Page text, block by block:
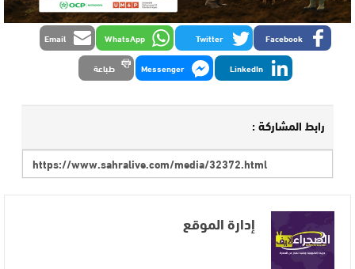
Facebook
Twitter
WhatsApp
Email
LinkedIn
Messenger طباعة
رابط المشاركة :
إدارة الموقع